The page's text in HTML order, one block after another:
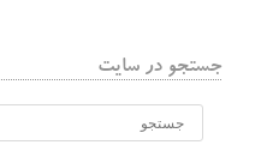
جستجو در سایت